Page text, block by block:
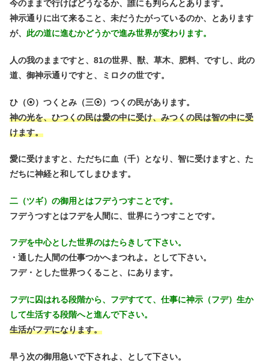
今のままで行けばどうなるか、誰にも判らんとあります。
神示通りに出て来ること、未だうたがっているのか、とあります
が、 此の道に進むかどうかで進み世界が変わります。
人の我のままですと、81の世界、獣、草木、肥料、ですし、此の
道、御神示通りですと、ミロクの世です。
ひ（⦿）つくとみ（三⦿）つくの民があります。
神の光を、ひつくの民は愛の中に受け、みつくの民は智の中に受
けます。
愛に受けますと、ただちに血（千）となり、智に受けますと、た
だちに神経と和してしまひます。
二（ツギ）の御用とはフデうつすことです。
フデうつすとはフデを人間に、世界にうつすことです。
フデを中心とした世界のはたらきして下さい。
・通した人間の仕事つかへまつれよ。として下さい。
フデ・とした世界つくること、にあります。
フデに囚はれる段階から、フデすてて、仕事に神示（フデ）生か
して生活する段階へと進んで下さい。
生活がフデになります。
早う次の御用急いで下されよ、として下さい。